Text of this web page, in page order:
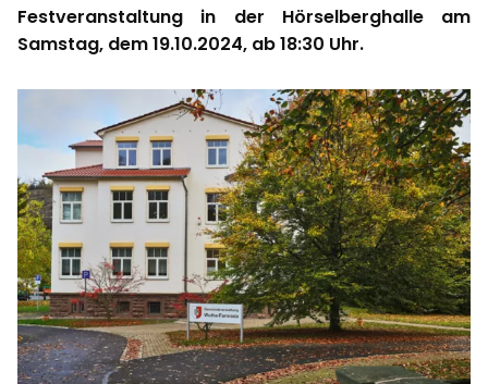
Festveranstaltung in der Hörselberghalle am
Samstag, dem 19.10.2024, ab 18:30 Uhr.